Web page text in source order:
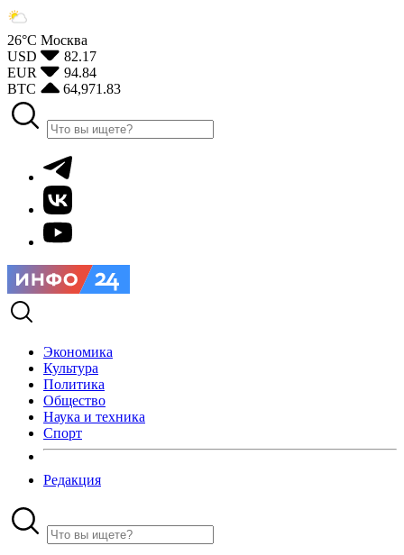
26°С Москва
USD
82.17
EUR
94.84
BTC
64,971.83
Экономика
Культура
Политика
Общество
Наука и техника
Спорт
Редакция